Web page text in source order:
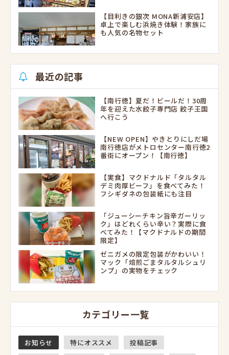
【目利きの銀次 MONA新浦安店】
卓上で楽しむ浜焼き体験！家族に
も人気の名物セット
最近の記事
【南行徳】夏だ！ビールだ！30周
年を迎えた水餃子専門店 餃子王国
へ行こう
【NEW OPEN】やきとりにしだ場
南行徳店がメトロセンター南行徳2
番街にオープン！【南行徳】
【実食】マクドナルド「タルタル
デミ肉厚ビーフ」を食べてみた！
フシギダネの包装紙にも注目
「ジューシーチキン旨辛ガーリッ
ク」はどれくらい辛い？実際に食
べてみた！【マクドナルドの期間
限定】
ゼニガメの限定包装がかわいい！
マック「焙煎ごまタルタルシュリ
ンプ」の実物をチェック
カテゴリー一覧
お知らせ 特にオススメ
投稿記事